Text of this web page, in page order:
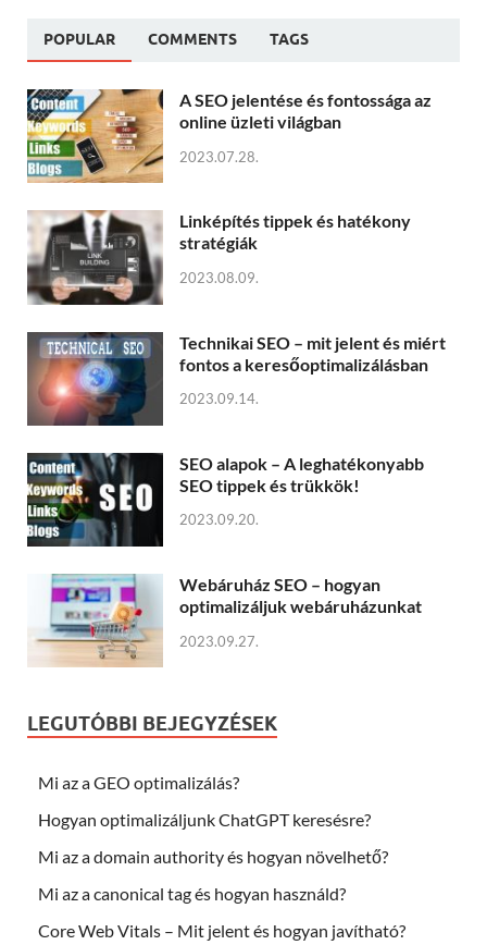
POPULAR COMMENTS TAGS
A SEO jelentése és fontossága az
online üzleti világban
2023.07.28.
Linképítés tippek és hatékony
stratégiák
2023.08.09.
Technikai SEO – mit jelent és miért
fontos a keresőoptimalizálásban
2023.09.14.
SEO alapok – A leghatékonyabb
SEO tippek és trükkök!
2023.09.20.
Webáruház SEO – hogyan
optimalizáljuk webáruházunkat
2023.09.27.
LEGUTÓBBI BEJEGYZÉSEK
Mi az a GEO optimalizálás?
Hogyan optimalizáljunk ChatGPT keresésre?
Mi az a domain authority és hogyan növelhető?
Mi az a canonical tag és hogyan használd?
Core Web Vitals – Mit jelent és hogyan javítható?